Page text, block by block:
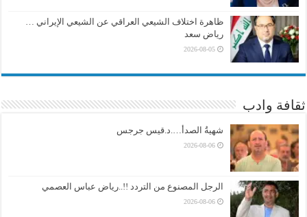
ظاهرة اختلاف الشيعي العراقي عن الشيعي الإيراني …
رياض سعد
2026-08-05
ثقافة وادب
شهيةُ الصدأ….د.قيس جرجس
2026-08-06
الرجل المصنوع من التردد !!..رياض عباس العصمي
2026-08-06